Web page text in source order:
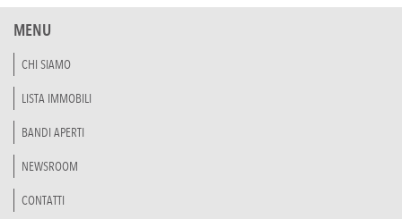
MENU
CHI SIAMO
LISTA IMMOBILI
BANDI APERTI
NEWSROOM
CONTATTI